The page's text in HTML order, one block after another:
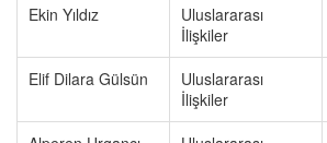
Ekin Yıldız
Uluslararası
İlişkiler
Elif Dilara Gülsün
Uluslararası
İlişkiler